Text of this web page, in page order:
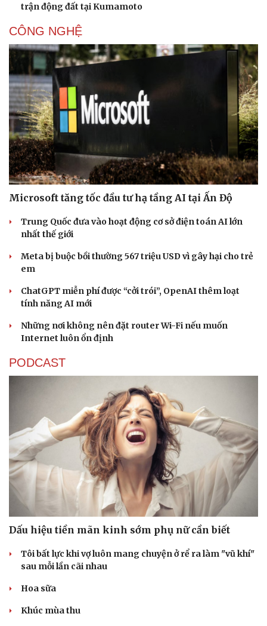
Sức khỏe
Dinh dưỡng - món ngon
Cây thuốc
Sản phụ khoa
Nhi khoa
Nam khoa
Làm đẹp - giảm cân
Phòng mạch online
Ăn sạch sống khỏe
Đời sống
Tình yêu - Gia đình
trận động đất tại Kumamoto
CÔNG NGHỆ
Microsoft tăng tốc đầu tư hạ tầng AI tại Ấn Độ
Trung Quốc đưa vào hoạt động cơ sở điện toán AI lớn
nhất thế giới
Meta bị buộc bồi thường 567 triệu USD vì gây hại cho trẻ
em
ChatGPT miễn phí được “cởi trói”, OpenAI thêm loạt
tính năng AI mới
Những nơi không nên đặt router Wi-Fi nếu muốn
Internet luôn ổn định
PODCAST
Dấu hiệu tiền mãn kinh sớm phụ nữ cần biết
Tôi bất lực khi vợ luôn mang chuyện ở rể ra làm "vũ khí"
sau mỗi lần cãi nhau
Hoa sữa
Khúc mùa thu